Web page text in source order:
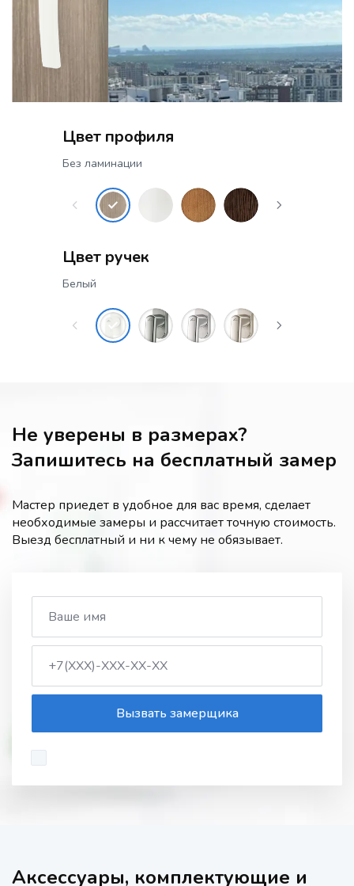
Цвет профиля
Без ламинации
Цвет ручек
Белый
Не уверены в размерах?
Запишитесь на бесплатный замер
Мастер приедет в удобное для вас время, сделает
необходимые замеры и рассчитает точную стоимость.
Выезд бесплатный и ни к чему не обязывает.
Вызвать замерщика
Аксессуары, комплектующие и